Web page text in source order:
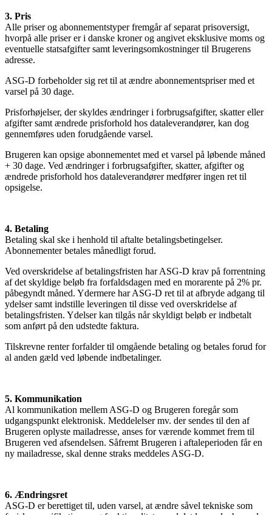
3. Pris
Alle priser og abonnementstyper fremgår af separat prisoversigt,
hvorpå alle priser er i danske kroner og angivet eksklusive moms og
eventuelle statsafgifter samt leveringsomkostninger til Brugerens
adresse.
ASG-D forbeholder sig ret til at ændre abonnementspriser med et
varsel på 30 dage.
Prisforhøjelser, der skyldes ændringer i forbrugsafgifter, skatter eller
afgifter samt ændrede prisforhold hos dataleverandører, kan dog
gennemføres uden forudgående varsel.
Brugeren kan opsige abonnementet med et varsel på løbende måned
+ 30 dage. Ved ændringer i forbrugsafgifter, skatter, afgifter og
ændrede prisforhold hos dataleverandører medfører ingen ret til
opsigelse.
4. Betaling
Betaling skal ske i henhold til aftalte betalingsbetingelser.
Abonnementer betales månedligt forud.
Ved overskridelse af betalingsfristen har ASG-D krav på forrentning
af det skyldige beløb fra forfaldsdagen med en morarente på 2% pr.
påbegyndt måned. Ydermere har ASG-D ret til at afbryde adgang til
ydelser samt indstille leveringen til disse ved overskridelse af
betalingsfristen. Ydelser kan tilgås når skyldigt beløb er indbetalt
som anført på den udstedte faktura.
Tilskrevne renter forfalder til omgående betaling og betales forud for
al anden gæld ved løbende indbetalinger.
5. Kommunikation
Al kommunikation mellem ASG-D og Brugeren foregår som
udgangspunkt elektronisk. Meddelelser mv. der sendes til den af
Brugeren oplyste mailadresse, anses for værende kommet frem til
Brugeren ved afsendelsen. Såfremt Brugeren i aftaleperioden får en
ny mailadresse, skal denne straks meddeles ASG-D.
6. Ændringsret
ASG-D er berettiget til, uden varsel, at ændre såvel tekniske som